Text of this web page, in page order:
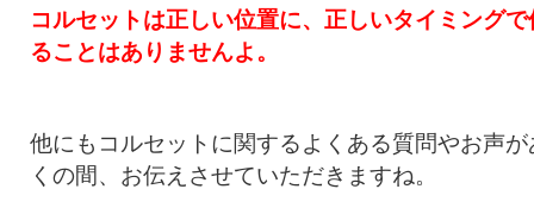
コルセットは正しい位置に、正しいタイミング
ることはありませんよ。
他にもコルセットに関するよくある質問やお声
くの間、お伝えさせていただきますね。